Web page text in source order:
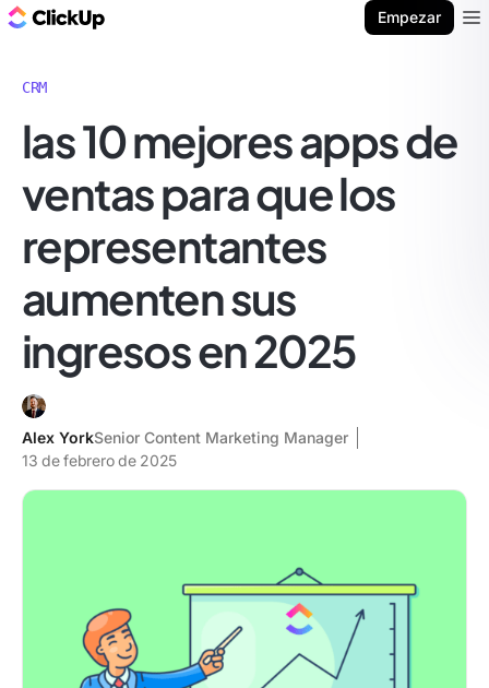
Empezar
CRM
las 10 mejores apps de
ventas para que los
representantes
aumenten sus
ingresos en 2025
Alex YorkSenior Content Marketing Manager
13 de febrero de 2025